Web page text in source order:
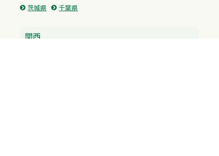
茨城県
千葉県
関西